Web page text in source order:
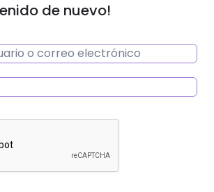
de nuevo!